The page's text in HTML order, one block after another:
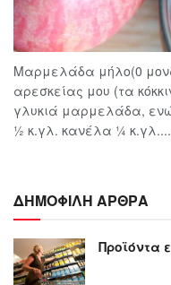
Μαρμελάδα μήλο(0
αρεσκείας μου (τα
γλυκιά μαρμελάδα, ενώ
½ κ.γλ. κανέλα ¼ κ.γλ....
ΔΗΜΟΦΙΛΗ ΑΡΘΡΑ
Προϊόντα